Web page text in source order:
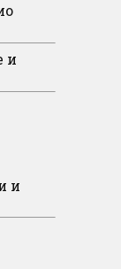
и
и